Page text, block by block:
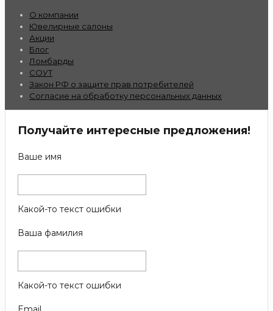
О компании
Ювелирные салоны
Акции
Блог
Ломбарды
СОУТ
Закон РФ о защите прав потребителей
Согласие на обработку персональных данных
Получайте интересные предложения!
Ваше имя
Какой-то текст ошибки
Ваша фамилия
Какой-то текст ошибки